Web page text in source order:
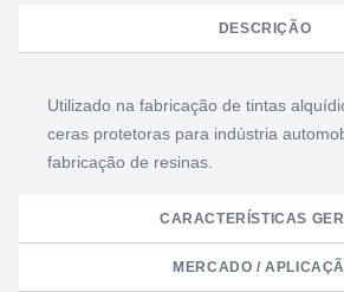
DESCRIÇÃO
Utilizado na fabricação de tintas
ceras protetoras para indústria
fabricação de resinas.
CARACTERÍSTICAS
MERCADO /